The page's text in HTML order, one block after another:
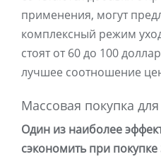
применения, могут
комплексный режим
стоят от 60 до 100
лучшее соотношение
Массовая покупка
Один из наиболее
сэкономить при